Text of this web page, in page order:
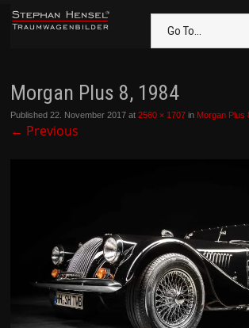
Go To...
Morgan Plus 8, 1984
Published22. November 2017 at2560 × 1707 in Morgan Plus
← Previous